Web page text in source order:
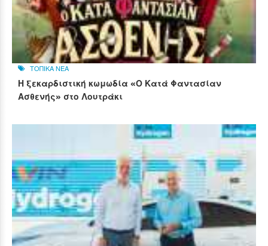
ΤΟΠΙΚΑ ΝΕΑ
Η ξεκαρδιστική κωμωδία «Ο Κατά Φαντασίαν
Ασθενής» στο Λουτράκι